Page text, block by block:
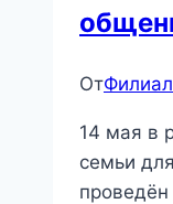
От
14 мая в
семьи